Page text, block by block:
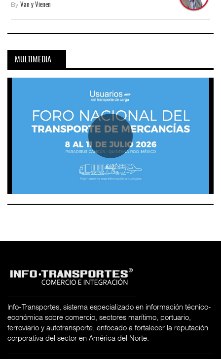
By Van y Vienen
MULTIMEDIA
Info-Transportes, sistema especializado en información técnico-
económica sobre comercio, sectores marítimo, portuario,
ferroviario y autotransporte, enfocado a fortalecer la reputación
corporativa del sector en América del Norte.